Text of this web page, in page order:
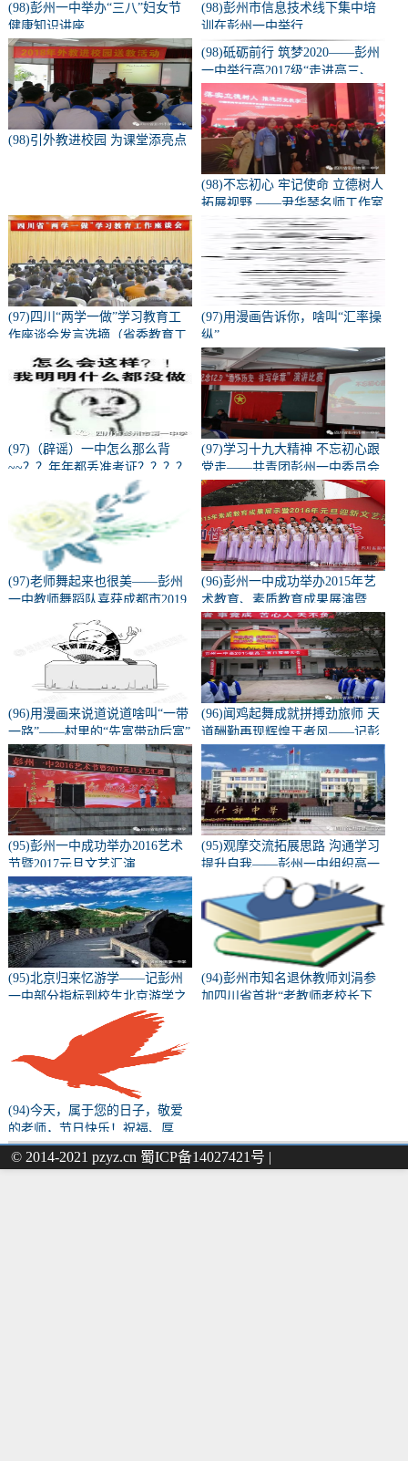
(98)彭州一中举办“三八”妇女节
健康知识讲座
(98)彭州市信息技术线下集中培
训在彭州一中举行
(98)引外教进校园 为课堂添亮点
(98)砥砺前行 筑梦2020——彭州
一中举行高2017级“走进高三、
亮剑零诊”誓师大会
(98)不忘初心 牢记使命 立德树人
拓展视野 ——尹华琴名师工作室
部分成员参加中国教育年会
(97)四川“两学一做”学习教育工
作座谈会发言选摘（省委教育工
(97)用漫画告诉你，啥叫“汇率操
纵”
(97)（辟谣）一中怎么那么背
~~？？年年都丢准考证？？？？
(97)学习十九大精神 不忘初心跟
党走——共青团彭州一中委员会
学习十九大精神宣讲会
(97)老师舞起来也很美——彭州
一中教师舞蹈队喜获成都市2019
校园啦啦操、健美操总决赛校园
组--教师组一等奖
(96)彭州一中成功举办2015年艺
术教育、素质教育成果展演暨
2016元旦迎新活动
(96)用漫画来说道说道啥叫“一带
一路”——村里的“先富带动后富”
(96)闻鸡起舞成就拼搏劲旅师 天
道酬勤再现辉煌王者风——记彭
州一中隆重召开高2015级高三百
日誓师动员大会
(95)彭州一中成功举办2016艺术
节暨2017元旦文艺汇演
(95)观摩交流拓展思路 沟通学习
提升自我——彭州一中组织高一
高二教师外出教研学习
(95)北京归来忆游学——记彭州
一中部分指标到校生北京游学之
(94)彭州市知名退休教师刘涓参
加四川省首批“老教师老校长下
(94)今天，属于您的日子，敬爱
的老师，节日快乐！祝福、厚
望、初心、使命……都请您收
下！（原文转载）
© 2014-2021 pzyz.cn 蜀ICP备14027421号 |